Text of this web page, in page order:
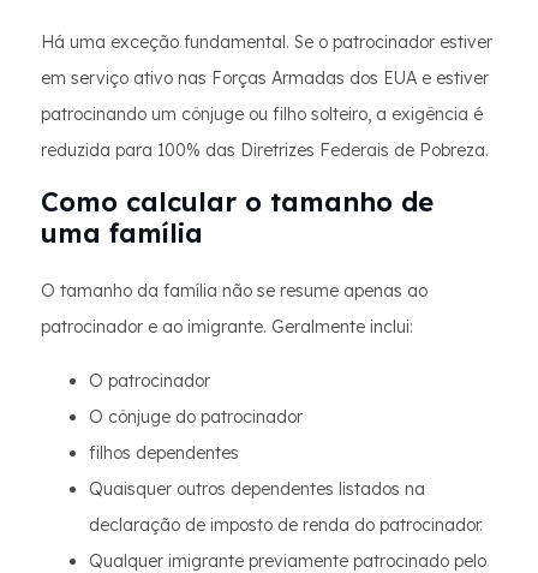
Há uma exceção fundamental. Se o patrocinador estiver
em serviço ativo nas Forças Armadas dos EUA e estiver
patrocinando um cônjuge ou filho solteiro, a exigência é
reduzida para 100% das Diretrizes Federais de Pobreza.
Como calcular o tamanho de
uma família
O tamanho da família não se resume apenas ao
patrocinador e ao imigrante. Geralmente inclui:
O patrocinador
O cônjuge do patrocinador
filhos dependentes
Quaisquer outros dependentes listados na
declaração de imposto de renda do patrocinador.
Qualquer imigrante previamente patrocinado pelo